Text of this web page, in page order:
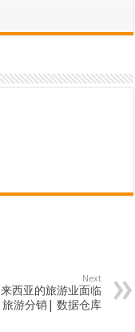
Next
西亚的旅游业面临
游分销| 数据仓库